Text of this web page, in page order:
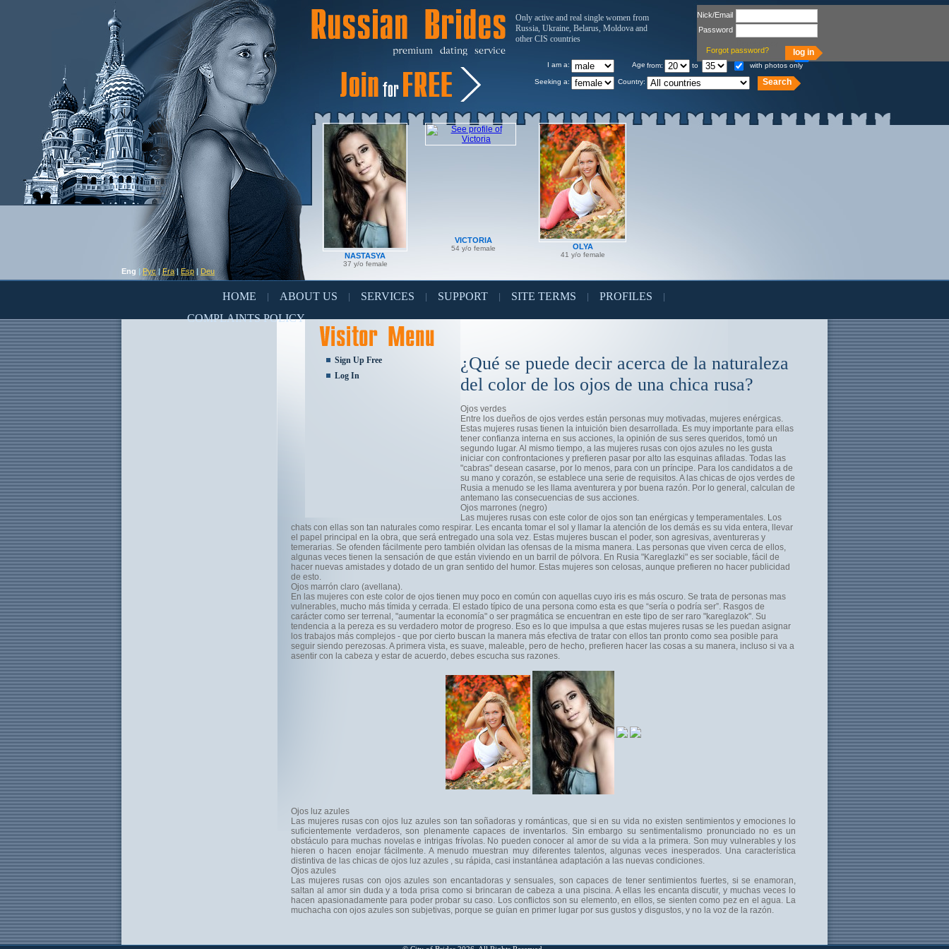
Only active and real single women from
Russia, Ukraine, Belarus, Moldova and
other CIS countries
Forgot password?
Nick/Email
Password
I am a: Age from: to with photos only
Seeking a: Country:
Eng | Рус|Fra|Esp | Deu
NASTASYA
37 y/o female
VICTORIA
54 y/o female OLYA
41 y/o female
HOME ABOUT US SERVICES SUPPORT SITE TERMS PROFILES
COMPLAINTS POLICY
Sign Up Free
Log In
¿Qué se puede decir acerca de la naturaleza
del color de los ojos de una chica rusa?
Ojos verdes
Entre los dueños de ojos verdes están personas muy motivadas, mujeres enérgicas.
Estas mujeres rusas tienen la intuición bien desarrollada. Es muy importante para ellas
tener confianza interna en sus acciones, la opinión de sus seres queridos, tomó un
segundo lugar. Al mismo tiempo, a las mujeres rusas con ojos azules no les gusta
iniciar con confrontaciones y prefieren pasar por alto las esquinas afiladas. Todas las
"cabras" desean casarse, por lo menos, para con un príncipe. Para los candidatos a de
su mano y corazón, se establece una serie de requisitos. A las chicas de ojos verdes de
Rusia a menudo se les llama aventurera y por buena razón. Por lo general, calculan de
antemano las consecuencias de sus acciones.
Ojos marrones (negro)
Las mujeres rusas con este color de ojos son tan enérgicas y temperamentales. Los
chats con ellas son tan naturales como respirar. Les encanta tomar el sol y llamar la atención de los demás es su vida entera, llevar
el papel principal en la obra, que será entregado una sola vez. Estas mujeres buscan el poder, son agresivas, aventureras y
temerarias. Se ofenden fácilmente pero también olvidan las ofensas de la misma manera. Las personas que viven cerca de ellos,
algunas veces tienen la sensación de que están viviendo en un barril de pólvora. En Rusia "Kareglazki" es ser sociable, fácil de
hacer nuevas amistades y dotado de un gran sentido del humor. Estas mujeres son celosas, aunque prefieren no hacer publicidad
de esto.
Ojos marrón claro (avellana).
En las mujeres con este color de ojos tienen muy poco en común con aquellas cuyo iris es más oscuro. Se trata de personas mas
vulnerables, mucho más tímida y cerrada. El estado típico de una persona como esta es que “sería o podría ser”. Rasgos de
carácter como ser terrenal, "aumentar la economía" o ser pragmática se encuentran en este tipo de ser raro "kareglazok". Su
tendencia a la pereza es su verdadero motor de progreso. Eso es lo que impulsa a que estas mujeres rusas se les puedan asignar
los trabajos más complejos - que por cierto buscan la manera más efectiva de tratar con ellos tan pronto como sea posible para
seguir siendo perezosas. A primera vista, es suave, maleable, pero de hecho, prefieren hacer las cosas a su manera, incluso si va a
asentir con la cabeza y estar de acuerdo, debes escucha sus razones.
Ojos luz azules
Las mujeres rusas con ojos luz azules son tan soñadoras y románticas, que si en su vida no existen sentimientos y emociones lo
suficientemente verdaderos, son plenamente capaces de inventarlos. Sin embargo su sentimentalismo pronunciado no es un
obstáculo para muchas novelas e intrigas frívolas. No pueden conocer al amor de su vida a la primera. Son muy vulnerables y los
hieren o hacen enojar fácilmente. A menudo muestran muy diferentes talentos, algunas veces inesperados. Una característica
distintiva de las chicas de ojos luz azules , su rápida, casi instantánea adaptación a las nuevas condiciones.
Ojos azules
Las mujeres rusas con ojos azules son encantadoras y sensuales, son capaces de tener sentimientos fuertes, si se enamoran,
saltan al amor sin duda y a toda prisa como si brincaran de cabeza a una piscina. A ellas les encanta discutir, y muchas veces lo
hacen apasionadamente para poder probar su caso. Los conflictos son su elemento, en ellos, se sienten como pez en el agua. La
muchacha con ojos azules son subjetivas, porque se guían en primer lugar por sus gustos y disgustos, y no la voz de la razón.